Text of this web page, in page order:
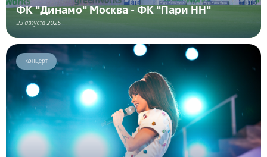
ФК "Динамо" Москва - ФК "Пари НН"
23 августа 2025
Концерт